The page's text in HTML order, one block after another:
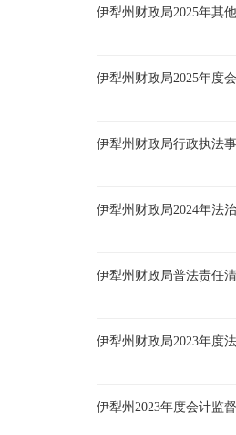
伊犁州财政局2025年其
伊犁州财政局2025年度
伊犁州财政局行政执法
伊犁州财政局2024年法
伊犁州财政局普法责任
伊犁州财政局2023年度
伊犁州2023年度会计监